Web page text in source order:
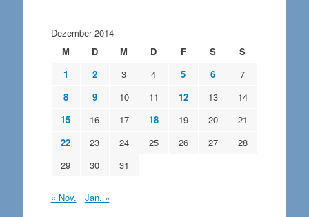
Dezember 2014
M
D M D F S
S
1
2 3 4 5 6
7
8
9 10 11 12 13
14
15
16 17 18 19 20
21
22
23 24 25 26 27
28
29
30 31
« Nov. Jan. »